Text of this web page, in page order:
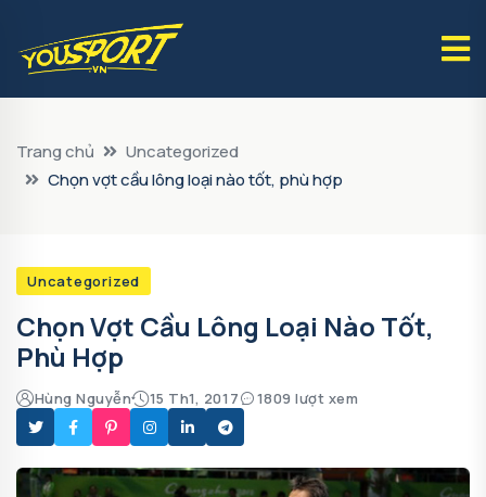
Trang chủ
Uncategorized
Chọn vợt cầu lông loại nào tốt, phù hợp
Uncategorized
Chọn Vợt Cầu Lông Loại Nào Tốt,
Phù Hợp
Hùng Nguyễn 15 Th1, 2017 1809 lượt xem